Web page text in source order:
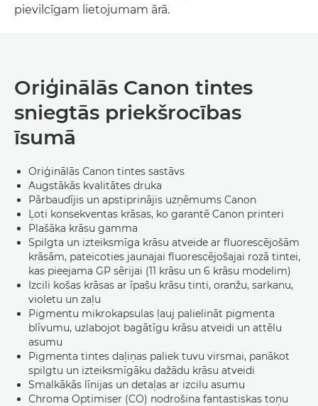
pievilcīgam lietojumam ārā.
Oriģinālās Canon tintes
sniegtās priekšrocības
īsumā
Oriģinālās Canon tintes sastāvs
Augstākās kvalitātes druka
Pārbaudījis un apstiprinājis uzņēmums Canon
Ļoti konsekventas krāsas, ko garantē Canon printeri
Plašāka krāsu gamma
Spilgta un izteiksmīga krāsu atveide ar fluorescējošām
krāsām, pateicoties jaunajai fluorescējošajai rozā tintei,
kas pieejama GP sērijai (11 krāsu un 6 krāsu modelim)
Izcili košas krāsas ar īpašu krāsu tinti, oranžu, sarkanu,
violetu un zaļu
Pigmentu mikrokapsulas ļauj palielināt pigmenta
blīvumu, uzlabojot bagātīgu krāsu atveidi un attēlu
asumu
Pigmenta tintes daļiņas paliek tuvu virsmai, panākot
spilgtu un izteiksmīgāku dažādu krāsu atveidi
Smalkākās līnijas un detaļas ar izcilu asumu
Chroma Optimiser (CO) nodrošina fantastiskas toņu